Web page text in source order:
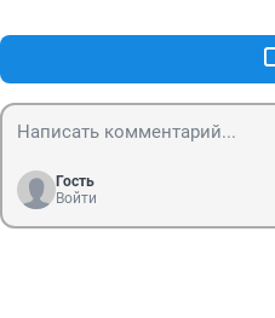
Гость
Войти